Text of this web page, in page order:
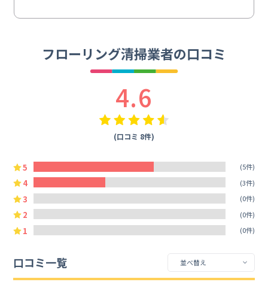
フローリング清掃業者の口コミ
4.6
(口コミ 8件)
5 (5件)
4 (3件)
3 (0件)
2 (0件)
1 (0件)
口コミ一覧